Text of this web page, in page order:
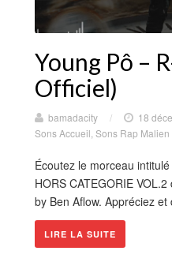
Young Pô –
Officiel)
bamadacity / 18
Sons Accueil Sons Rap Malien
Écoutez le morceau
HORS CATEGORIE
by Ben Aflow. Appréciez
LIRE LA SUITE